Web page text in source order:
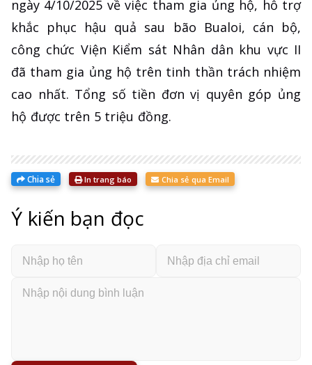
ngày 4/10/2025 về việc tham gia ủng hộ, hỗ trợ
khắc phục hậu quả sau bão Bualoi, cán bộ,
công chức Viện Kiểm sát Nhân dân khu vực II
đã tham gia ủng hộ trên tinh thần trách nhiệm
cao nhất. Tổng số tiền đơn vị quyên góp ủng
hộ được trên 5 triệu đồng.
Chia sẻ In trang báo Chia sẻ qua Email
Ý kiến bạn đọc